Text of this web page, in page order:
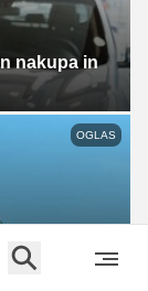
nakupa in
OGLAS
iz sezone v